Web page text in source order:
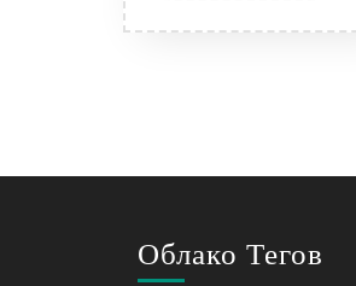
Облако Тегов